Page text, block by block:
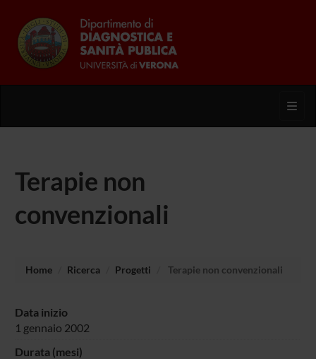
Terapie non
convenzionali
Home Ricerca Progetti Terapie non convenzionali
Data inizio
1 gennaio 2002
Durata (mesi)